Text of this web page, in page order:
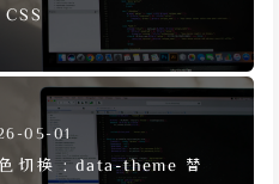
CSS
05-01
切换：data-theme 替